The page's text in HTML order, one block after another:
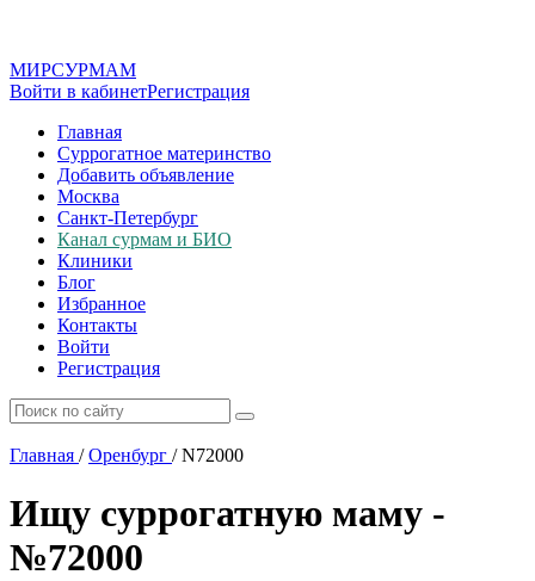
МИРСУРМАМ
Войти в кабинетРегистрация
Главная
Суррогатное материнство
Добавить объявление
Москва
Санкт-Петербург
Канал сурмам и БИО
Клиники
Блог
Избранное
Контакты
Войти
Регистрация
Главная / Оренбург /N72000
Ищу суррогатную маму -
№72000